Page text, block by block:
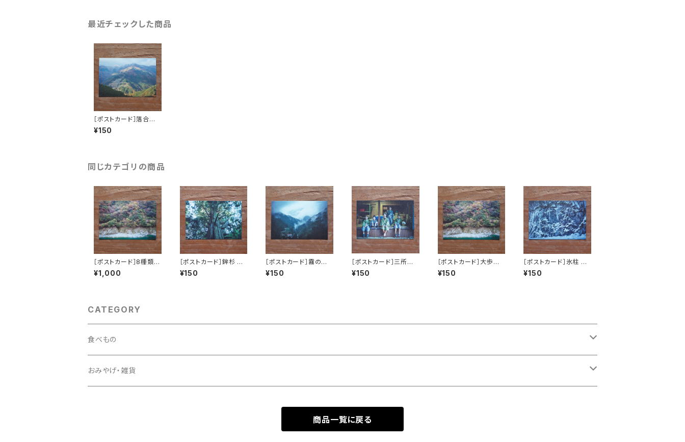
最近チェックした商品
［ポストカード］落合集
落（遠景） ／ OCHIAI V
ILLAGE（DISTANT VI
¥150
同じカテゴリの商品
［ポストカード］8種類セ
ット
¥1,000
［ポストカード］鉾杉 ／
HOKOSUGI
¥150
［ポストカード］霧の祖
谷 ／ FOGGY IYA VAL
LEY
¥150
［ポストカード］三所神
社の祭礼 ／ SANSHO
SHRINE FESTIVAL
¥150
［ポストカード］大歩危
／ OBOKE
¥150
［ポストカード］氷柱 ／
ICICLES
¥150
CATEGORY
食べもの
ごうしいも
おみやげ・雑貨
商品一覧に戻る